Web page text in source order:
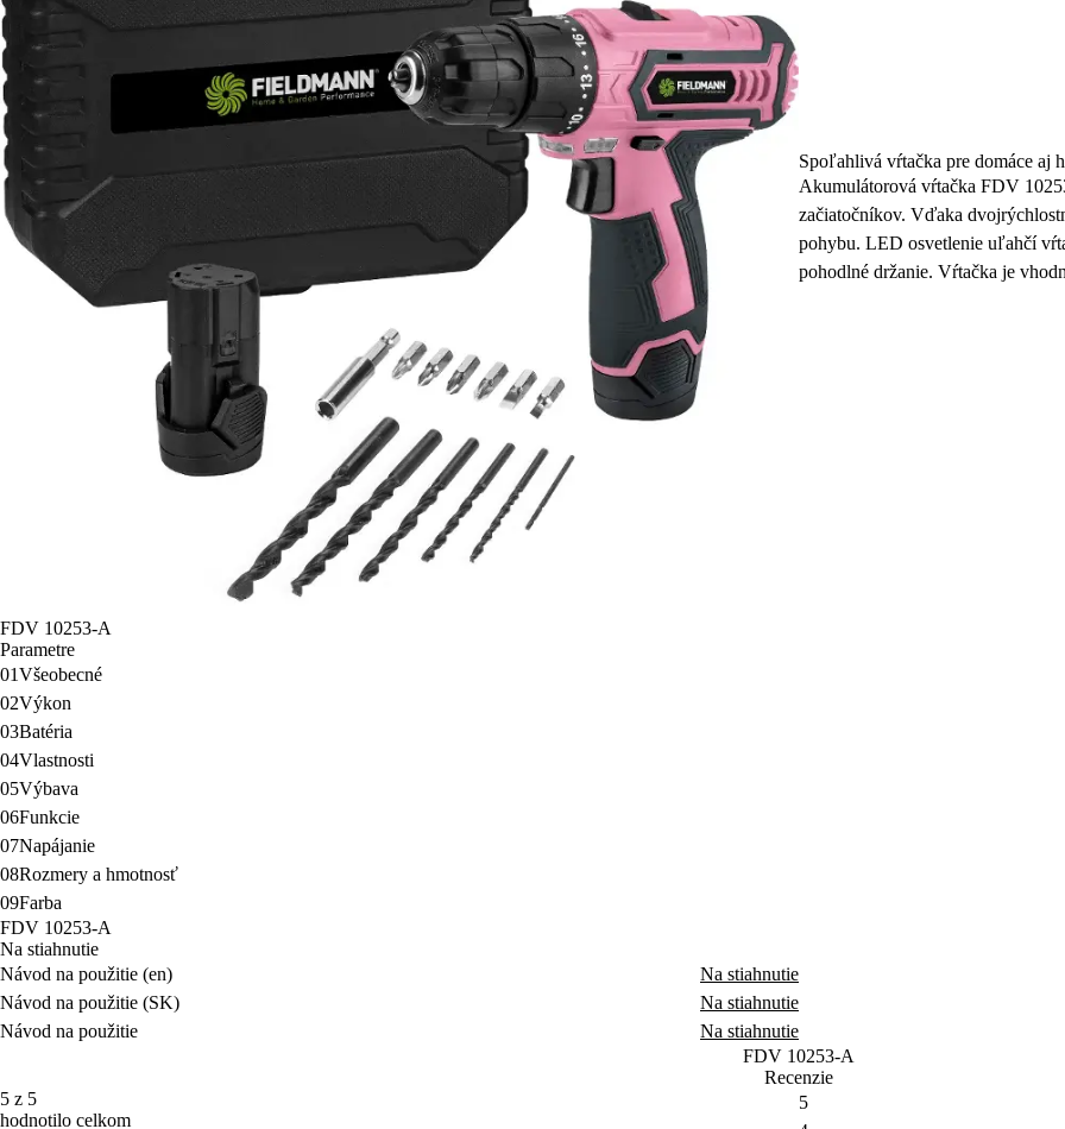
Spoľahlivá vŕtačka pre domáce aj
Akumulátorová vŕtačka FDV
začiatočníkov. Vďaka
pohybu. LED osvetlenie uľahčí
pohodlné držanie. Vŕtačka je
FDV 10253-A
Parametre
01Všeobecné
02Výkon
03Batéria
04Vlastnosti
05Výbava
06Funkcie
07Napájanie
08Rozmery a hmotnosť
09Farba
FDV 10253-A
Na stiahnutie
Návod na použitie (en)
Na stiahnutie
Návod na použitie (SK)
Na stiahnutie
Návod na použitie
Na stiahnutie
FDV 10253-A
Recenzie
5 z 5
hodnotilo celkom
5